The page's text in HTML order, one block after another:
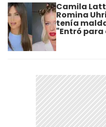
Camila
Romina
tenía
"Entró